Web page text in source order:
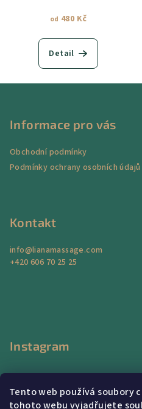
Tento web používá soubory
tohoto webu vyjadřujete
od 480 Kč
Detail
Informace pro vás
Obchodní podmínky
Podmínky ochrany osobních údajů
Kontakt
info@lianamassage.com
+420 606 70 25 25
Instagram